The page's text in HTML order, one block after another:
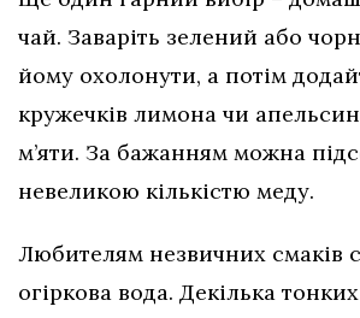
чай. Заваріть зелений або
йому охолонути, а потім
кружечків лимона чи
м’яти. За бажанням можна
невеликою кількістю меду.
Любителям незвичних смаків
огіркова вода. Декілька